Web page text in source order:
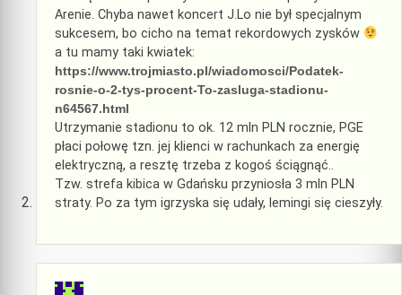
Arenie. Chyba nawet koncert J.Lo nie był specjalnym
sukcesem, bo cicho na temat rekordowych zysków
a tu mamy taki kwiatek:
https://www.trojmiasto.pl/wiadomosci/Podatek-
rosnie-o-2-tys-procent-To-zasluga-stadionu-
n64567.html
Utrzymanie stadionu to ok. 12 mln PLN rocznie, PGE
płaci połowę tzn. jej klienci w rachunkach za energię
elektryczną, a resztę trzeba z kogoś ściągnąć..
Tzw. strefa kibica w Gdańsku przyniosła 3 mln PLN
straty. Po za tym igrzyska się udały, lemingi się cieszyły.